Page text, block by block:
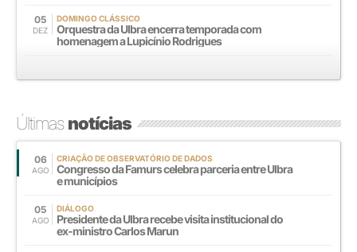
05
DEZ
DOMINGO CLÁSSICO
Orquestra da Ulbra encerra temporada com
homenagem a Lupicínio Rodrigues
Últimasnotícias
06
AGO
CRIAÇÃO DE OBSERVATÓRIO DE DADOS
Congresso da Famurs celebra parceria entre Ulbra
e municípios
05
AGO
DIÁLOGO
Presidente da Ulbra recebe visita institucional do
ex-ministro Carlos Marun